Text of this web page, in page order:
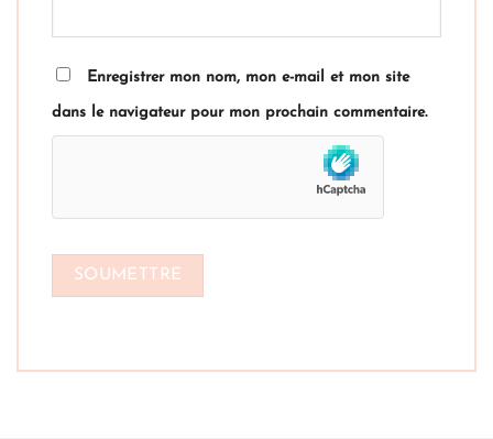
Enregistrer mon nom, mon e-mail et mon site
dans le navigateur pour mon prochain commentaire.